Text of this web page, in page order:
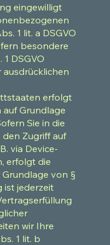
eingewilligt
1 lit. a DSGVO
besondere
DSGVO
ausdrücklichen
erfolgt
Grundlage
Sie in die
Zugriff auf
via Device-
erfolgt die
von §
ist jederzeit
wir Ihre
1 lit. b